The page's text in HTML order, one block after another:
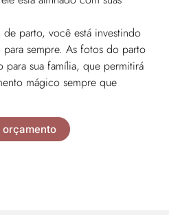
parto, você está investindo
sempre. As fotos do parto
para sua família, que permitirá
mágico sempre que
orçamento